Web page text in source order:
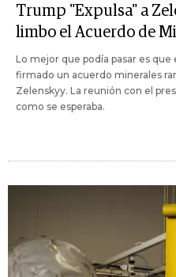
Trump "Expulsa" a
limbo el Acuerdo de
Lo mejor que podía pasar es
firmado un acuerdo minerales
Zelenskyy. La reunión con el
como se esperaba.